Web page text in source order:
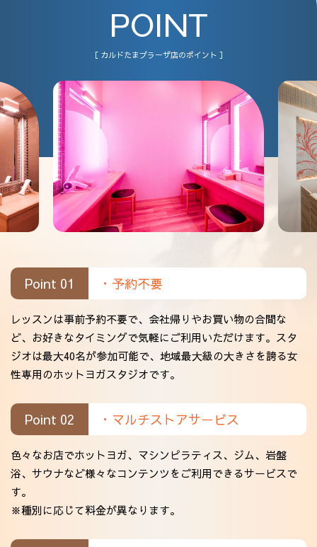
POINT
［ カルドたまプラーザ店のポイント ］
Point 01 ・予約不要
レッスンは事前予約不要で、会社帰りやお買い物の合間な
ど、お好きなタイミングで気軽にご利用いただけます。スタ
ジオは最大40名が参加可能で、地域最大級の大きさを誇る女
性専用のホットヨガスタジオです。
Point 02 ・マルチストアサービス
色々なお店でホットヨガ、マシンピラティス、ジム、岩盤
浴、サウナなど様々なコンテンツをご利用できるサービスで
す。
※種別に応じて料金が異なります。